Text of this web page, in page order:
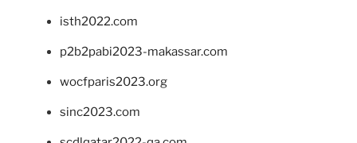
isth2022.com
p2b2pabi2023-makassar.com
wocfparis2023.org
sinc2023.com